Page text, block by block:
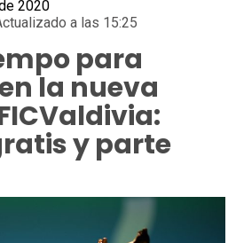
2020
a las 15:25
para
la nueva
y parte